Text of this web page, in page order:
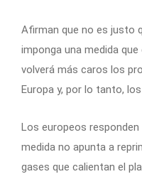
Afirman que no es justo
imponga una medida que
volverá más caros los
Europa y, por lo tanto,
Los europeos
medida no apunta a
gases que calientan el